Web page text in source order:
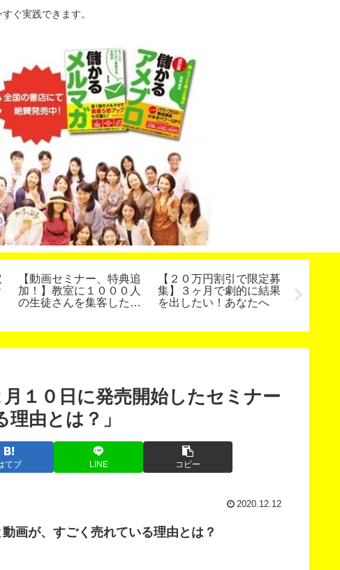
ぐ実践できます。
【動画セミナー、特典追
加！】教室に１０００人
の生徒さんを集客した方
【２０万円割引で限定募
集】３ヶ月で劇的に結果
を出したい！あなたへ
す方法
１０日に発売開始したセミナー
由とは？」
てブ LINE コピー
2020.12.12
画が、すごく売れている理由とは？